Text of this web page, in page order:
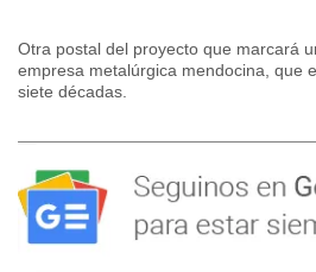
Otra postal del proyecto que marcará
empresa metalúrgica mendocina, que
siete décadas.